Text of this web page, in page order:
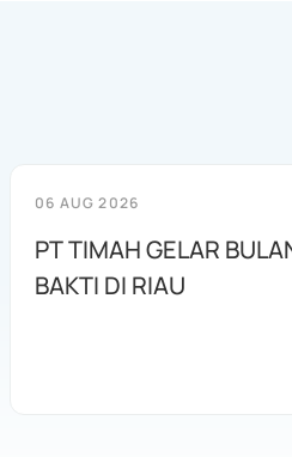
06 AUG 2026
PT TIMAH GELAR
BAKTI DI RIAU